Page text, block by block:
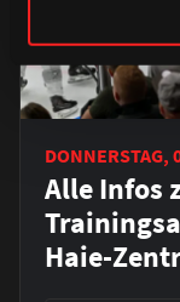
DONNERSTAG,
Alle Infos
Haie-